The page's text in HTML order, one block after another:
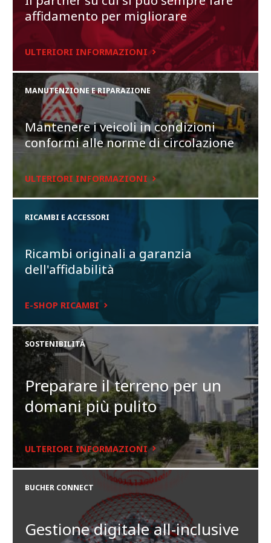
Nel sistema Ecosat è integrato un ricevitore GNSS multi-
costellazione (opzionale) che supporta le reti GPS o GLONASS,
migliorando le prestazioni di localizzazione in termini di
precisione, continuità, disponibilità e affidabilità.
Il sistema Ecosat memorizza i rapporti operativi giornalieri e i
contatori globali, che è possibile scaricare o stampare tramite
un collegamento seriale.
Due manopole girevoli con posizioni precise di scatto.
Grande schermo a colori da 95 x 55 mm con regolazione della
luminosità.
affidamento per migliorare
ULTERIORI INFORMAZIONI
MANUTENZIONE E RIPARAZIONE
Mantenere i veicoli in condizioni
conformi alle norme di circolazione
ULTERIORI INFORMAZIONI
RICAMBI E ACCESSORI
Ricambi originali a garanzia
dell'affidabilità
E-SHOP RICAMBI
SOSTENIBILITÀ
Preparare il terreno per un
domani più pulito
ULTERIORI INFORMAZIONI
BUCHER CONNECT
Gestione digitale all-inclusive